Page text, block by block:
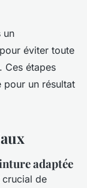
un
éviter toute
Ces étapes
pour un résultat
adaptée
crucial de